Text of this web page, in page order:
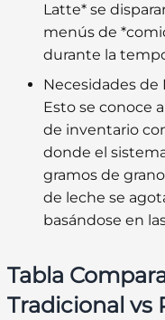
Latte* se
menús de
durante la
Necesidades de
Esto se conoce
de inventario
donde el
gramos de
de leche se
basándose en
Tabla
Tradicional vs